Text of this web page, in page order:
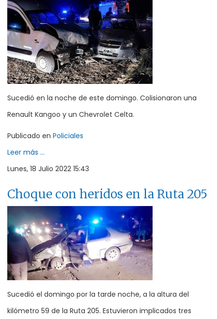
Sucedió en la noche de este domingo. Colisionaron una
Renault Kangoo y un Chevrolet Celta.
Publicado en Policiales
Leer más ...
Lunes, 18 Julio 2022 15:43
Choque con heridos en la Ruta 205
Sucedió el domingo por la tarde noche, a la altura del
kilómetro 59 de la Ruta 205. Estuvieron implicados tres